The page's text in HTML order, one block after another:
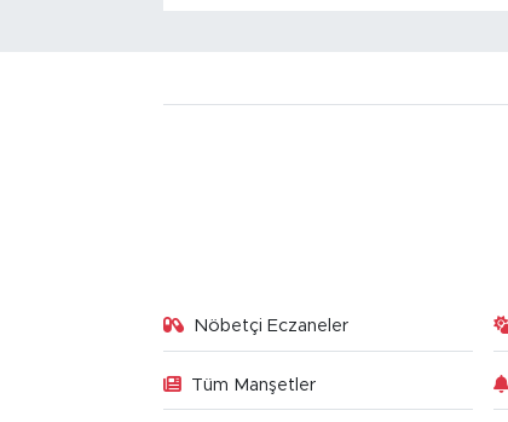
Nöbetçi Eczaneler
Tüm Manşetler